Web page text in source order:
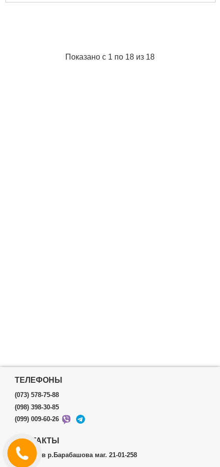
Показано с 1 по 18 из 18
ТЕЛЕФОНЫ
(073) 578-75-88
(098) 398-30-85
(099) 009-60-26
КОНТАКТЫ
г.Харьков р.Барабашова маг. 21-01-258